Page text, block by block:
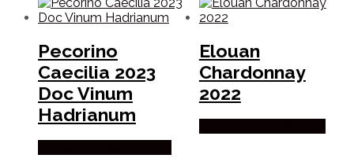
Pecorino
Caecilia 2023
Doc Vinum
Hadrianum
Elouan
Chardonnay
2022